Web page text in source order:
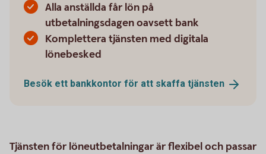
Alla anställda får lön på
utbetalningsdagen oavsett bank
Komplettera tjänsten med digitala
lönebesked
Besök ett bankkontor för att skaffa tjänsten
Tjänsten för löneutbetalningar är flexibel och passar